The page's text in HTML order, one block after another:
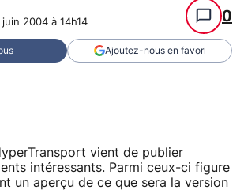
juin 2004 à 14h14 0
Ajoutez-nous en favori
vient de publier
intéressants. Parmi ceux-ci figure
un aperçu de ce que sera la version